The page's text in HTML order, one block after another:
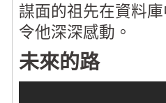
謀面的祖先在資料
令他深深感動。
未來的路